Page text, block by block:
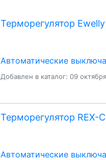
Терморегулятор
Автоматические
Добавлен в каталог: 09
Терморегулятор
Автоматические